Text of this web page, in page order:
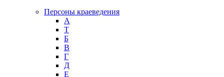
Персоны краеведения
А
T
Б
В
Г
Д
Е